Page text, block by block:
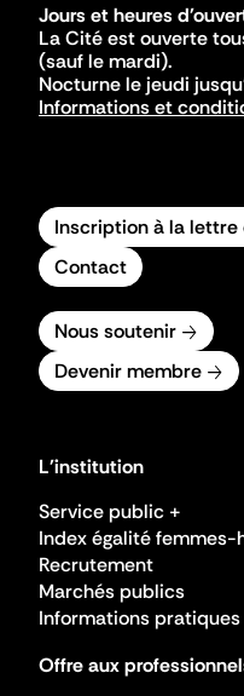
Jours et heures
La Cité est ouverte
(sauf le mardi).
Nocturne le jeudi
Informations et
Inscription à la
Contact
Nous soutenir
Devenir membre
L'institution
Service public +
Index égalité femmes-
Recrutement
Marchés publics
Informations pratiques
Offre aux